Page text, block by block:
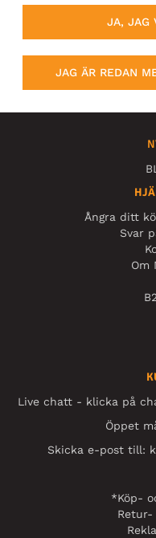
JA, JAG
JAG ÄR REDAN
Ångra ditt
Svar
Om
Live chatt - klicka på
Öppet
Skicka e-post till:
*Köp-
Retur-